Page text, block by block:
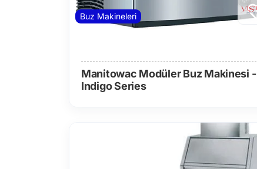
Buz Makineleri
Manitowac Modüler Buz Makinesi -
Indigo Series